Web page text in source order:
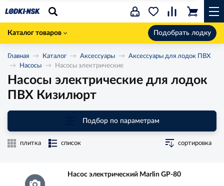
Каталог товаров Подобрать лодку
Главная Каталог Аксессуары
Аксессуары для лодок ПВХ
Насосы
Насосы электрические
Насосы электрические для лодок
ПВХ Кизилюрт
Подбор по параметрам
плитка список сортировка
Насос электрический Marlin GP-80